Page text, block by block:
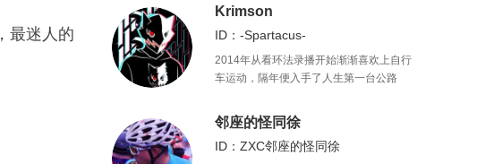
最迷人的
Krimson
ID：-Spartacus-
2014年从看环法录播开始渐渐喜欢上自行
车运动，隔年便入手了人生第一台公路
友。虽然心知不能成为一名车手，但还是
会努力做一条不会在“休闲骑”中被随意拉爆
的咸鱼。
邻座的怪同徐
ID：ZXC邻座的怪同徐